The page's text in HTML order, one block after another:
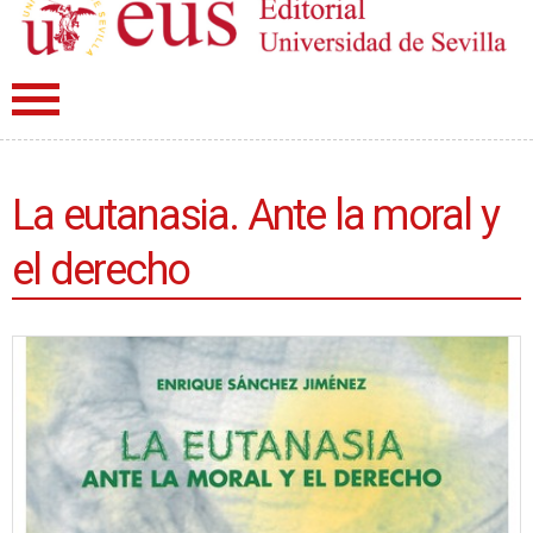
La eutanasia. Ante la moral y
el derecho